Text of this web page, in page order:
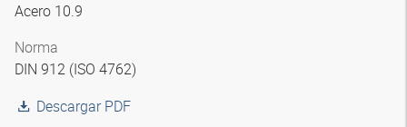
Acero 10.9
Norma
DIN 912 (ISO 4762)
Descargar PDF